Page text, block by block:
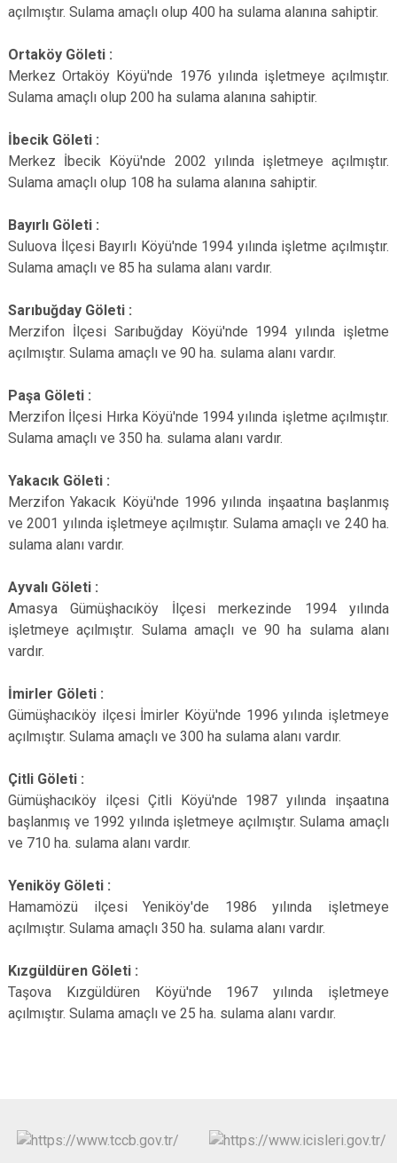
açılmıştır. Sulama amaçlı olup 400 ha sulama alanına sahiptir.
Ortaköy Göleti :
Merkez Ortaköy Köyü'nde 1976 yılında işletmeye açılmıştır.
Sulama amaçlı olup 200 ha sulama alanına sahiptir.
İbecik Göleti :
Merkez İbecik Köyü'nde 2002 yılında işletmeye açılmıştır.
Sulama amaçlı olup 108 ha sulama alanına sahiptir.
Bayırlı Göleti :
Suluova İlçesi Bayırlı Köyü'nde 1994 yılında işletme açılmıştır.
Sulama amaçlı ve 85 ha sulama alanı vardır.
Sarıbuğday Göleti :
Merzifon İlçesi Sarıbuğday Köyü'nde 1994 yılında işletme
açılmıştır. Sulama amaçlı ve 90 ha. sulama alanı vardır.
Paşa Göleti :
Merzifon İlçesi Hırka Köyü'nde 1994 yılında işletme açılmıştır.
Sulama amaçlı ve 350 ha. sulama alanı vardır.
Yakacık Göleti :
Merzifon Yakacık Köyü'nde 1996 yılında inşaatına başlanmış
ve 2001 yılında işletmeye açılmıştır. Sulama amaçlı ve 240 ha.
sulama alanı vardır.
Ayvalı Göleti :
Amasya Gümüşhacıköy İlçesi merkezinde 1994 yılında
işletmeye açılmıştır. Sulama amaçlı ve 90 ha sulama alanı
vardır.
İmirler Göleti :
Gümüşhacıköy ilçesi İmirler Köyü'nde 1996 yılında işletmeye
açılmıştır. Sulama amaçlı ve 300 ha sulama alanı vardır.
Çitli Göleti :
Gümüşhacıköy ilçesi Çitli Köyü'nde 1987 yılında inşaatına
başlanmış ve 1992 yılında işletmeye açılmıştır. Sulama amaçlı
ve 710 ha. sulama alanı vardır.
Yeniköy Göleti :
Hamamözü ilçesi Yeniköy'de 1986 yılında işletmeye
açılmıştır. Sulama amaçlı 350 ha. sulama alanı vardır.
Kızgüldüren Göleti :
Taşova Kızgüldüren Köyü'nde 1967 yılında işletmeye
açılmıştır. Sulama amaçlı ve 25 ha. sulama alanı vardır.